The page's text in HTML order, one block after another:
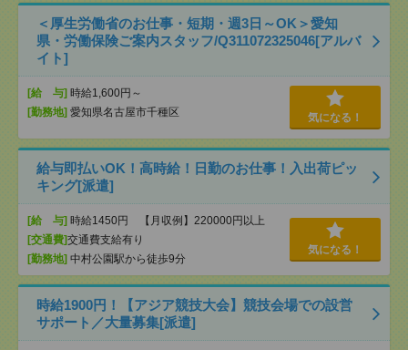
＜厚生労働省のお仕事・短期・週3日～OK＞愛知
県・労働保険ご案内スタッフ/Q311072325046[アルバ
イト]
[給 与] 時給1,600円～
[勤務地] 愛知県名古屋市千種区 気になる！
給与即払いOK！高時給！日勤のお仕事！入出荷ピッ
キング[派遣]
[給 与] 時給1450円 【月収例】220000円以上
[交通費]交通費支給有り
[勤務地] 中村公園駅から徒歩9分
気になる！
時給1900円！【アジア競技大会】競技会場での設営
サポート／大量募集[派遣]